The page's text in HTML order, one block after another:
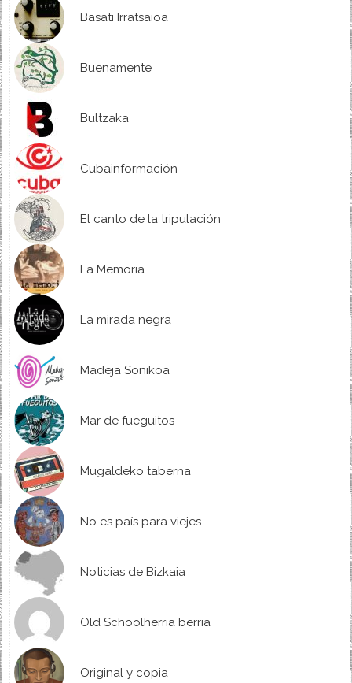
Basati Irratsaioa
Buenamente
Bultzaka
Cubainformación
El canto de la tripulación
La Memoria
La mirada negra
Madeja Sonikoa
Mar de fueguitos
Mugaldeko taberna
No es país para viejes
Noticias de Bizkaia
Old Schoolherria berria
Original y copia